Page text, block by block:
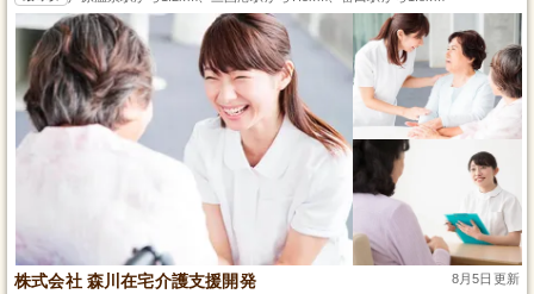
株式会社 森川在宅介護支援開発 8月5日更新